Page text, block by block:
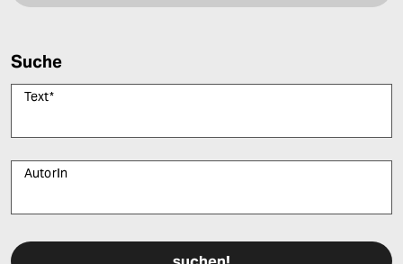
Suche
Text*
AutorIn